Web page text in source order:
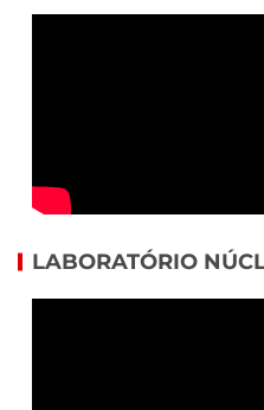
LABORATÓRIO